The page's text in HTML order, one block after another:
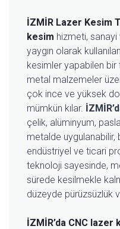
İZMİR Lazer Kesim
kesim hizmeti,
yaygın olarak
kesimler yapabilen
metal malzemeler
çok ince ve yüksek
mümkün kılar.
çelik, alüminyum,
metalde uygulanabilir,
endüstriyel ve ticari
teknoloji sayesinde,
sürede kesilmekle
düzeyde pürüzsüzlük
İZMİR’da CNC lazer